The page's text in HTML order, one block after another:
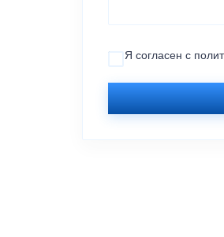
Я согласен с